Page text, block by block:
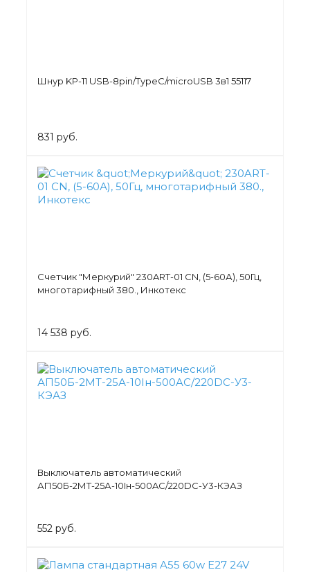
Шнур KP-11 USB-8pin/TypeC/microUSB 3в1 55117
831 руб.
Счетчик "Меркурий" 230ART-01 CN, (5-60А), 50Гц,
многотарифный 380., Инкотекс
14 538 руб.
Выключатель автоматический
АП50Б-2МТ-25А-10Iн-500AC/220DC-У3-КЭАЗ
552 руб.